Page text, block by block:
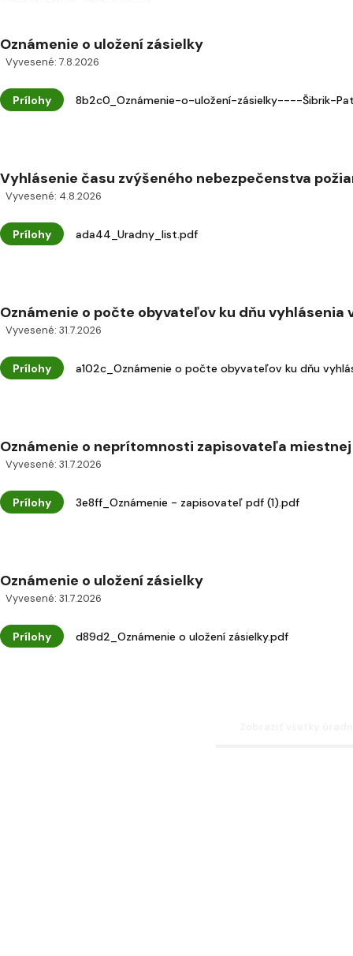
Oznámenie o uložení zásielky
Vyvesené: 7.8.2026
Prílohy 8b2c0_Oznámenie-o-uložení-zásielky----Šibrik-
Vyhlásenie času zvýšeného nebezpečenstva
Vyvesené: 4.8.2026
Prílohy ada44_Uradny_list.pdf
Oznámenie o počte obyvateľov ku dňu vyhlásenia
Vyvesené: 31.7.2026
Prílohy a102c_Oznámenie o počte obyvateľov ku dňu
Oznámenie o neprítomnosti zapisovateľa miestnej
Vyvesené: 31.7.2026
Prílohy 3e8ff_Oznámenie - zapisovateľ pdf (1).pdf
Oznámenie o uložení zásielky
Vyvesené: 31.7.2026
Prílohy d89d2_Oznámenie o uložení zásielky.pdf